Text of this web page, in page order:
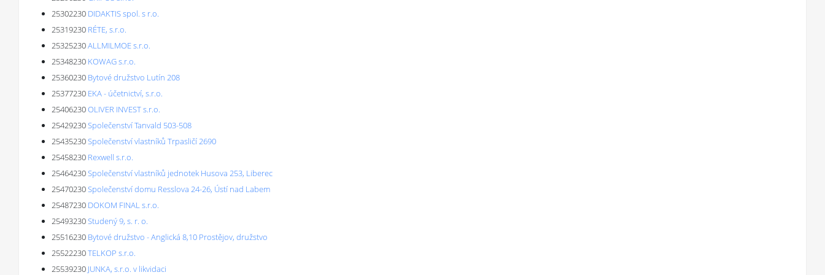
25302230 DIDAKTIS spol. s r.o.
25319230 RÉTE, s.r.o.
25325230ALLMILMOE s.r.o.
25348230 KOWAG s.r.o.
25360230 Bytové družstvo Lutín 208
25377230 EKA - účetnictví, s.r.o.
25406230OLIVER INVEST s.r.o.
25429230Společenství Tanvald 503-508
25435230Společenství vlastníků Trpasličí 2690
25458230 Rexwell s.r.o.
25464230Společenství vlastníků jednotek Husova 253, Liberec
25470230Společenství domu Resslova 24-26, Ústí nad Labem
25487230 DOKOM FINAL s.r.o.
25493230Studený 9, s. r. o.
25516230 Bytové družstvo - Anglická 8,10 Prostějov, družstvo
25522230TELKOP s.r.o.
25539230 JUNKA, s.r.o. v likvidaci